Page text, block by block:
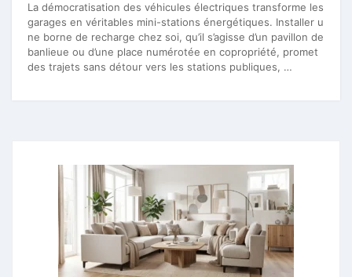
La démocratisation des véhicules électriques transforme les
garages en véritables mini-stations énergétiques. Installer u
ne borne de recharge chez soi, qu’il s’agisse d’un pavillon de
banlieue ou d’une place numérotée en copropriété, promet
des trajets sans détour vers les stations publiques, …